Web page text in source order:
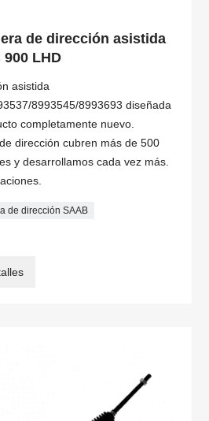
de dirección asistida
LHD
asistida
8993545/8993693 diseñada
completamente nuevo.
dirección cubren más de 500
y desarrollamos cada vez más.
de dirección SAAB